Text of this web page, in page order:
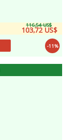
116,54 US$
103,72 US$
-11%